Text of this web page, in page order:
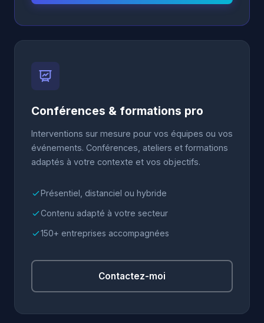
Conférences & formations pro
Interventions sur mesure pour vos équipes ou vos
événements. Conférences, ateliers et formations
adaptés à votre contexte et vos objectifs.
Présentiel, distanciel ou hybride
Contenu adapté à votre secteur
150+ entreprises accompagnées
Contactez-moi